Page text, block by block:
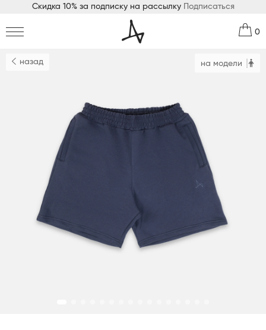
Скидка 10% за подписку на рассылку Подписаться
0
назад на модели